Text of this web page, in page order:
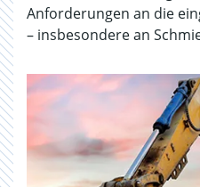
Anforderungen an die
– insbesondere an